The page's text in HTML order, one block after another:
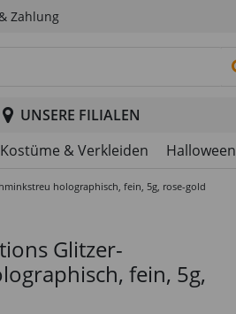
Zahlung
UNSERE FILIALEN
Kostüme & Verkleiden Halloween
holographisch, fein, 5g, rose-gold
Glitzer-
fein, 5g,